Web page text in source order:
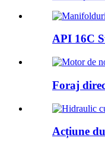
API 16C
Foraj
Acțiune